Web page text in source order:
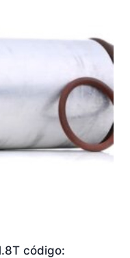
código: